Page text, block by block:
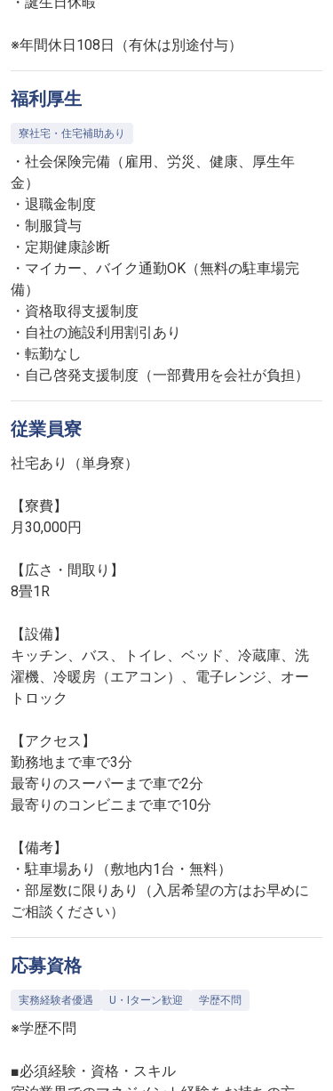
※年間休日108日（有休は別途付与）
福利厚生
寮社宅・住宅補助あり
・社会保険完備（雇用、労災、健康、厚生年
金）
・退職金制度
・制服貸与
・定期健康診断
・マイカー、バイク通勤OK（無料の駐車場完
備）
・資格取得支援制度
・自社の施設利用割引あり
・転勤なし
・自己啓発支援制度（一部費用を会社が負担）
従業員寮
社宅あり（単身寮）
【寮費】
月30,000円
【広さ・間取り】
8畳1R
【設備】
キッチン、バス、トイレ、ベッド、冷蔵庫、洗
濯機、冷暖房（エアコン）、電子レンジ、オー
トロック
【アクセス】
勤務地まで車で3分
最寄りのスーパーまで車で2分
最寄りのコンビニまで車で10分
【備考】
・駐車場あり（敷地内1台・無料）
・部屋数に限りあり（入居希望の方はお早めに
ご相談ください）
応募資格
実務経験者優遇 U・Iターン歓迎 学歴不問
※学歴不問
■必須経験・資格・スキル